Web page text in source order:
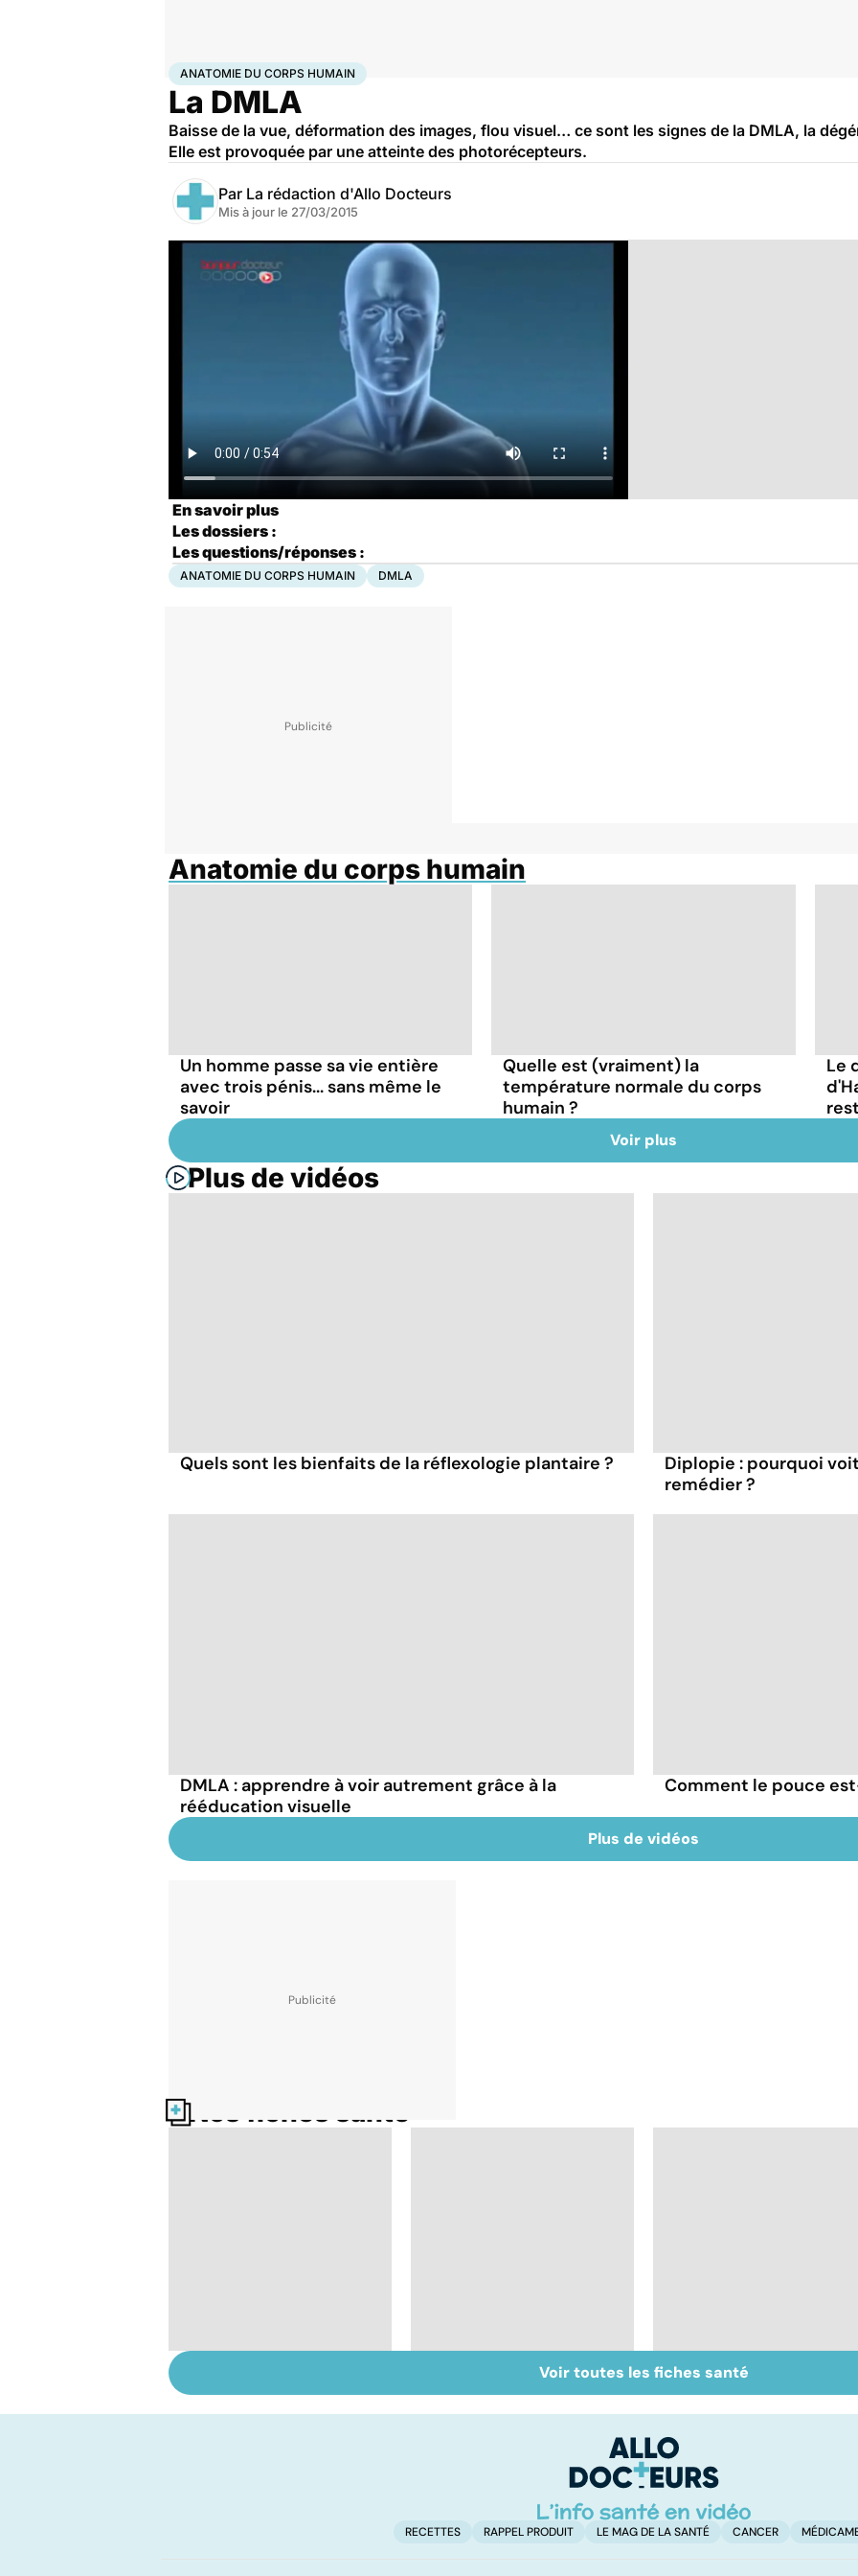
AccueilSantéAnatomie du corps humain
ANATOMIE DU CORPS HUMAIN
La DMLA
Baisse de la vue, déformation des images, flou visuel… ce sont les signes de la DMLA, la
Elle est provoquée par une atteinte des photorécepteurs.
Par La rédaction d'Allo Docteurs
Mis à jour le 27/03/2015
En savoir plus
Les dossiers :
Les questions/réponses :
ANATOMIE DU CORPS HUMAIN DMLA
Anatomie du corps humain
Un homme passe sa vie entière
avec trois pénis... sans même le
savoir
Quelle est (vraiment) la
température normale du corps
humain ?
Le
Voir plus
Plus de vidéos
Quels sont les bienfaits de la réflexologie plantaire ?
Diplopie : pourquoi
remédier ?
DMLA : apprendre à voir autrement grâce à la
rééducation visuelle
Comment le pouce
Plus de vidéos
Nos fiches santé
mais fragile
Mieux dépister la
DMLA
Le système
immunitaire : les
Voir toutes les fiches santé
RECETTES RAPPEL PRODUIT LE MAG DE LA SANTÉ CANCER